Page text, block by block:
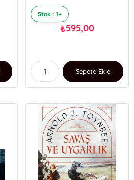
Stok : 1+
₺595,00
Sepete Ekle